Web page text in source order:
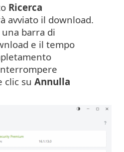
Ricerca
avviato il download.
barra di
e il tempo
clic su Annulla